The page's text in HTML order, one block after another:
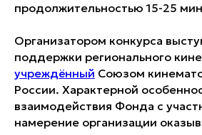
продолжительностью 15-25
Организатором конкурса
поддержки регионального
учреждённый Союзом
России. Характерной
взаимодействия Фонда с
намерение организации